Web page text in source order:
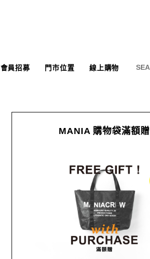
會員招募 門市位置 線上購物
MANIA 購物袋滿額贈